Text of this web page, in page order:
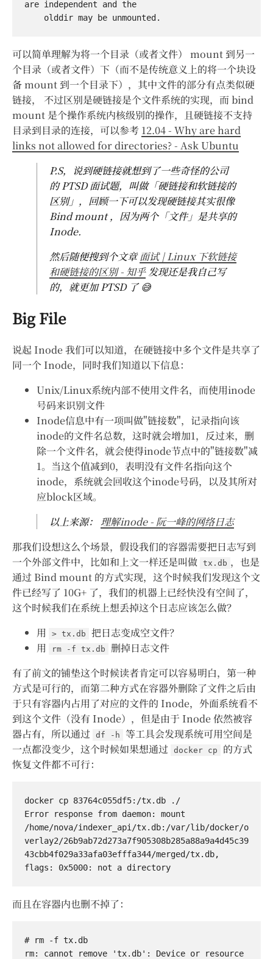
are independent and the
可以简单理解为将一个目录（或者文件） mount 到另一
个目录（或者文件）下（而不是传统意义上的将一个块设
备 mount 到一个目录下），其中文件的部分有点类似硬
链接， 不过区别是硬链接是个文件系统的实现，而 bind
mount 是个操作系统内核级别的操作，且硬链接不支持
目录到目录的连接，可以参考 12.04 - Why are hard
links not allowed for directories? - Ask Ubuntu
P.S，说到硬链接就想到了一些奇怪的公司
的 PTSD 面试题，叫做「硬链接和软链接的
区别」，回顾一下可以发现硬链接其实很像
Bind mount ，因为两个「文件」是共享的
Inode.
然后随便搜到个文章面试 | Linux 下软链接
和硬链接的区别 - 知乎发现还是我自己写
的，就更加 PTSD 了 😅
Big File
说起 Inode 我们可以知道，在硬链接中多个文件是共享了
同一个 Inode，同时我们知道以下信息：
Unix/Linux系统内部不使用文件名，而使用inode
号码来识别文件
Inode信息中有一项叫做"链接数"，记录指向该
inode的文件名总数，这时就会增加1，反过来，删
除一个文件名，就会使得inode节点中的"链接数"减
1。当这个值减到0，表明没有文件名指向这个
inode，系统就会回收这个inode号码，以及其所对
应block区域。
以上来源： 理解inode - 阮一峰的网络日志
那我们设想这么个场景，假设我们的容器需要把日志写到
一个外部文件中，比如和上文一样还是叫做 tx.db ，也是
通过 Bind mount 的方式实现，这个时候我们发现这个文
件已经写了 10G+ 了，我们的机器上已经快没有空间了，
这个时候我们在系统上想丢掉这个日志应该怎么做？
用
> tx.db
把日志变成空文件？
用
rm -f tx.db
删掉日志文件
有了前文的铺垫这个时候读者肯定可以容易明白，第一种
方式是可行的，而第二种方式在容器外删除了文件之后由
于只有容器内占用了对应的文件的 Inode，外面系统看不
到这个文件（没有 Inode），但是由于 Inode 依然被容
器占有，所以通过 df -h
等工具会发现系统可用空间是
一点都没变少，这个时候如果想通过 docker cp
的方式
恢复文件都不可行：
docker cp 83764c055df5:/tx.db ./
Error response from daemon: mount
/home/nova/indexer_api/tx.db:/var/lib/docker/o
verlay2/26b9ab72d273a7f905308b285a88a9a4d45c39
43cbb4f029a33afa03efffa344/merged/tx.db,
而且在容器内也删不掉了：
# rm -f tx.db
rm: cannot remove 'tx.db': Device or resource